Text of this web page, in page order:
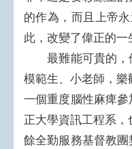
的作為，而且上帝
此，改變了偉正的
最難能可貴的，他
模範生、小老師，
一個重度腦性麻痺
正大學資訊工程系
餘全勤服務基督教